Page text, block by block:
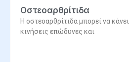
Οστεοαρθρίτιδα
Η οστεοαρθρίτιδα μπορεί να
κινήσεις επώδυνες και